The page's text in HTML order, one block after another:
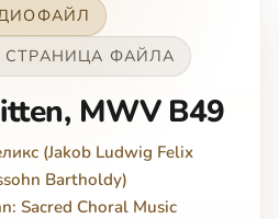
СТРАНИЦА ФАЙЛА
MWV B49
(Jakob Ludwig Felix
Bartholdy)
Sacred Choral Music